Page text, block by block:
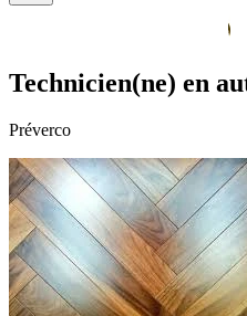
Technicien(ne) en
Préverco